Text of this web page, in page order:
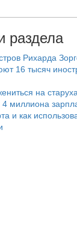
раздела
Рихарда
16 тысяч
на
миллиона
и как